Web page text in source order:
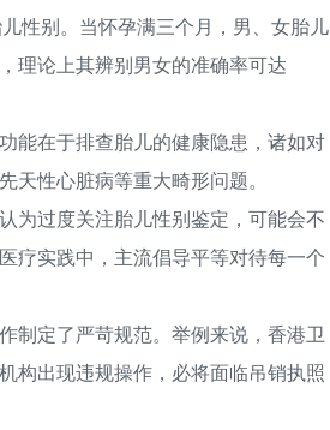
性别。当怀孕满三个月，男、女胎儿
理论上其辨别男女的准确率可达
能在于排查胎儿的健康隐患，诸如对
天性心脏病等重大畸形问题。
过度关注胎儿性别鉴定，可能会不
疗实践中，主流倡导平等对待每一个
定了严苛规范。举例来说，香港卫
构出现违规操作，必将面临吊销执照